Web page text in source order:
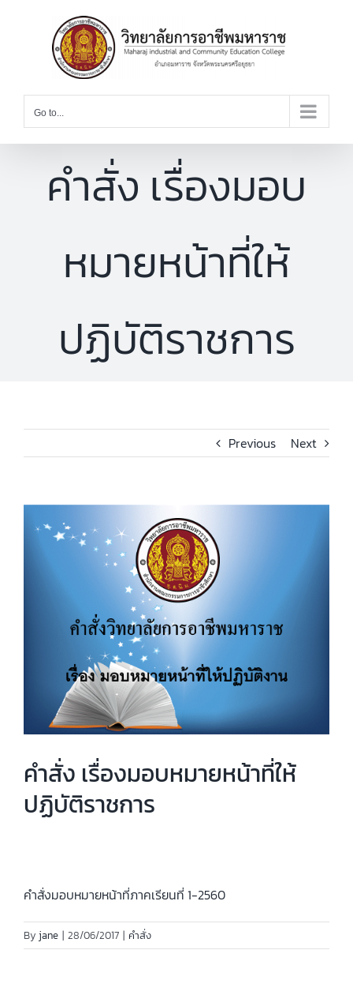
Go to...
คำสั่ง เรื่องมอบ
หมายหน้าที่ให้
ปฏิบัติราชการ
Previous Next
Larger
คำสั่ง เรื่องมอบหมายหน้าที่ให้
ปฏิบัติราชการ
คำสั่งมอบหมายหน้าที่ภาคเรียนที่ 1-2560
By jane | 28/06/2017 | คำสั่ง